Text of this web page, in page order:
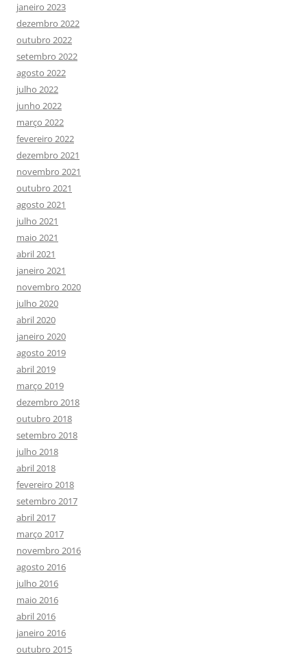
janeiro 2023
dezembro 2022
outubro 2022
setembro 2022
agosto 2022
julho 2022
junho 2022
março 2022
fevereiro 2022
dezembro 2021
novembro 2021
outubro 2021
agosto 2021
julho 2021
maio 2021
abril 2021
janeiro 2021
novembro 2020
julho 2020
abril 2020
janeiro 2020
agosto 2019
abril 2019
março 2019
dezembro 2018
outubro 2018
setembro 2018
julho 2018
abril 2018
fevereiro 2018
setembro 2017
abril 2017
março 2017
novembro 2016
agosto 2016
julho 2016
maio 2016
abril 2016
janeiro 2016
outubro 2015